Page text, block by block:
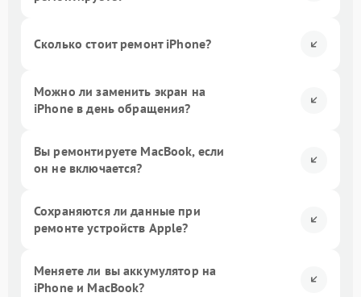
Сколько стоит ремонт iPhone?
Можно ли заменить экран на
iPhone в день обращения?
Вы ремонтируете MacBook, если
он не включается?
Сохраняются ли данные при
ремонте устройств Apple?
Меняете ли вы аккумулятор на
iPhone и MacBook?